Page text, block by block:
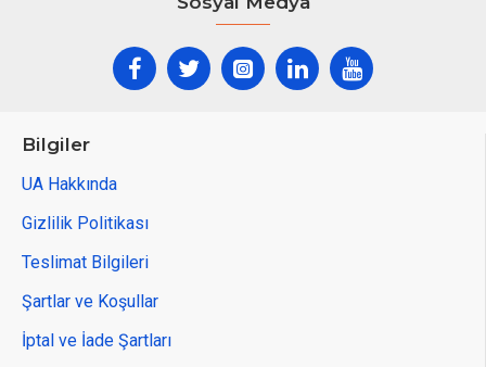
Bilgiler
UA Hakkında
Gizlilik Politikası
Teslimat Bilgileri
Şartlar ve Koşullar
İptal ve İade Şartları